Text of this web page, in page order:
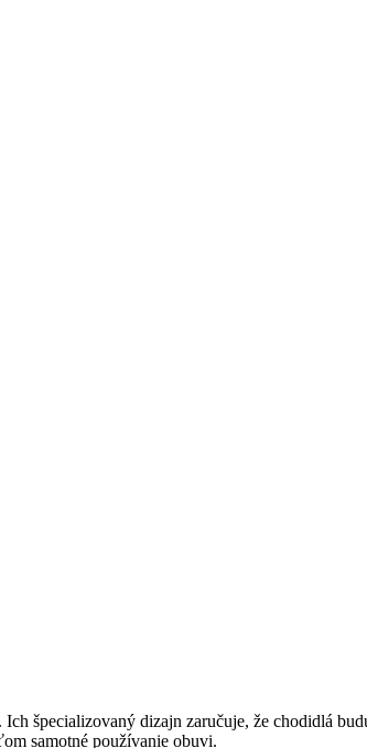
špecializovaný dizajn zaručuje, že chodidlá
samotné používanie obuvi.